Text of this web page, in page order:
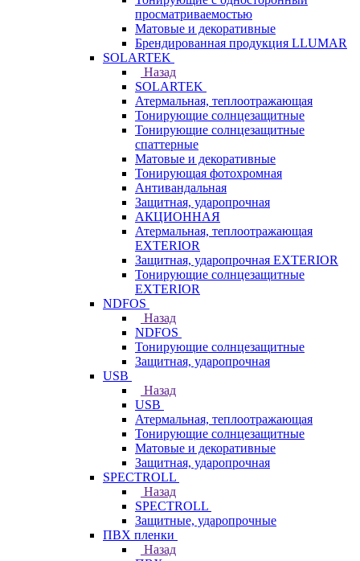
просматриваемостью
Матовые и декоративные
Брендированная продукция LLUMAR
SOLARTEK
Назад
SOLARTEK
Атермальная, теплоотражающая
Тонирующие солнцезащитные
Тонирующие солнцезащитные
спаттерные
Матовые и декоративные
Тонирующая фотохромная
Антивандальная
Защитная, ударопрочная
АКЦИОННАЯ
Атермальная, теплоотражающая
EXTERIOR
Защитная, ударопрочная EXTERIOR
Тонирующие солнцезащитные
EXTERIOR
NDFOS
Назад
NDFOS
Тонирующие солнцезащитные
Защитная, ударопрочная
USB
Назад
USB
Атермальная, теплоотражающая
Тонирующие солнцезащитные
Матовые и декоративные
Защитная, ударопрочная
SPECTROLL
Назад
SPECTROLL
Защитные, ударопрочные
ПВХ пленки
Назад